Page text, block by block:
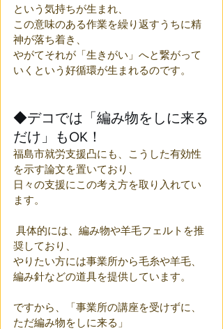
という気持ちが生まれ、
この意味のある作業を繰り返すうちに精
神が落ち着き、
やがてそれが「生きがい」へと繋がって
いくという好循環が生まれるのです。
◆デコでは「編み物をしに来る
だけ」もOK！
福島市就労支援凸にも、こうした有効性
を示す論文を置いており、
日々の支援にこの考え方を取り入れてい
ます。
奨しており、
やりたい方には事業所から毛糸や羊毛、
編み針などの道具を提供しています。
ですから、「事業所の講座を受けずに、
ただ編み物をしに来る」